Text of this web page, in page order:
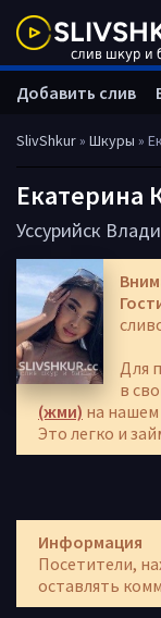
SlivShkur» Шкуры »
Екатерина
Уссурийск
Для
в
(жми) на нашем
Это легко и
Информация
Посетители,
оставлять
Добавить слив